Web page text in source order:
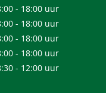
- 18:00 uur
- 18:00 uur
- 18:00 uur
- 18:00 uur
- 12:00 uur